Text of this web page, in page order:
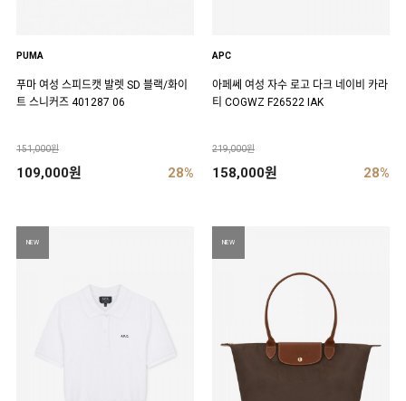
PUMA
푸마 여성 스피드캣 발렛 SD 블랙/화이
트 스니커즈 401287 06
151,000원
109,000원 28%
APC
아페쎄 여성 자수 로고 다크 네이비 카라
티 COGWZ F26522 IAK
219,000원
158,000원 28%
NEW NEW